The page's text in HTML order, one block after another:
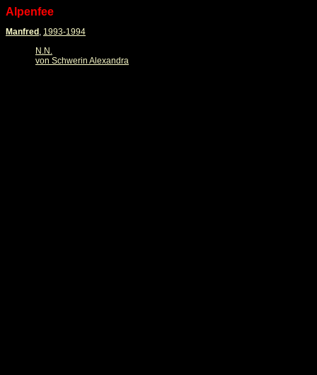
Alpenfee
Manfred , 1993-1994
N.N.
von Schwerin Alexandra